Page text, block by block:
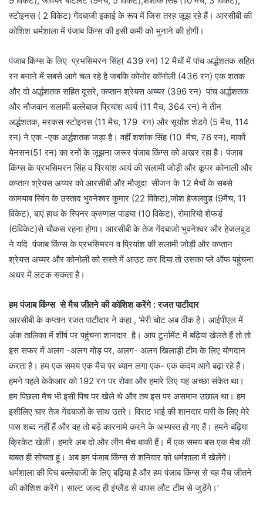
स्टोइनस ( 2 विकेट) गेंदबाजी इकाई के रूप में जिस तरह जूझ रहे हैं। आरसीबी की
कोशिश धर्मशाला में पंजाब किंग्स की इसी कमी को भुनाने की होगी।
पंजाब किंग्स के लिए प्रभसिमरन सिंह( 439 रन) 12 मैचों में पांच अर्द्धशतक सहित
रन बनाने में सबसे आगे चल रहे है जबकि कोनोर कॉनोली (436 रन) एक शतक
और दो अर्द्धशतक सहित दूसरे, कप्तान श्रेयस अय्यर (396 रन) पांच अर्द्धशतक
और नौजवान सलामी बल्लेबाज प्रियांश आर्य (11 मैच, 364 रन) ने तीन
अर्द्धशतक, मरकस स्टोइनस (11 मैच, 179 रन) और सूर्यांश शेडगे (5 मैच, 114
रन) ने एक -एक अर्द्धशतक जड़ा है। वहीं शशांक सिंह (10 मैच, 76 रन), मार्को
येनसन(51 रन) का रनों के जूझना जरूर पंजाब किंग्स को अखर रहा है। पंजाब
किंग्स के प्रभसिमरन सिंह व प्रियांश आर्य की सलामी जोड़ी और कूपर कोनाली और
कप्तान श्रेयस अय्यर को आरसीबी और मौजूदा सीजन के 12 मैचों के सबसे
कामयाब स्विंग के उस्ताद भुवनेश्वर कुमार (22 विकेट),जोश हेजलवुड (9मैच, 11
विकेट), बाएं हाथ के स्पिनर क्रुणाल पांडया (10 विकेट), रोमारियो शेफर्ड
(6विकेट)से चौकस रहना होगा। आरसीबी के तेज गेंदबाजो भुवनेश्वर और हेजलवुड
ने यदि पंजाब किंग्स के प्रभसिमरन व प्रियांश की सलामी जोड़ी और कप्तान
श्रेयस अय्यर और कोनोली को सस्ते में आउट कर दिया तो उसका प्ले ऑफ पहुंचना
अधर में लटक सकता है।
हम पंजाब किंग्स से मैच जीतने की कोशिश करेंगे : रजत पाटीदार
आरसीबी के कप्तान रजत पाटीदार ने कहा , ‘मेरी चोट अब ठीक है। आईपीएल में
अंक तालिका में शीर्ष पर पहुंचना शानदार है। आप टूर्नामेंट में बढ़िया खेलते हैं तो तो
इस सफर में अलग -अलग मोड़ पर, अलग- अलग खिलाड़ी टीम के लिए योगदान
करता है। हम एक समय एक मैच पर ध्यान लगा एक- एक कदम आगे बढ़ा रहे हैं।
हमने पहले केकेआर को 192 रन पर रोका और हमारे लिए यह अच्छा संकेत था।
हम पिछला मैच भी इसी पिच पर खेले थे और तब इस पर असमान उछाल था। हम
इसीलिए चार तेज गेंदबाजों के साथ उतरे। विराट भाई की शानदार पारी के लिए मेरे
पास शब्द नहीं हैं और वह तो बड़े कारनामे करने के अभ्यस्त हो गए हैं। हमने बढ़िया
क्रिकेट खेली। हमारे अब दो और लीग मैच बाकी हैं। मैं एक समय बस एक मैच की
बाबत ही सोचता हूं। अब हम पंजाब किंग्स से शनिवार को धर्मशाला में खेलेंगे।
धर्मशाला की पिच बल्लेबाजी के लिए बढ़िया है और हम पंजाब किंग्स से यह मैच जीतने
की कोशिश करेंगे। साल्ट जल्द ही इंग्लैंड से वापस लौट टीम से जुड़ेंगे।’